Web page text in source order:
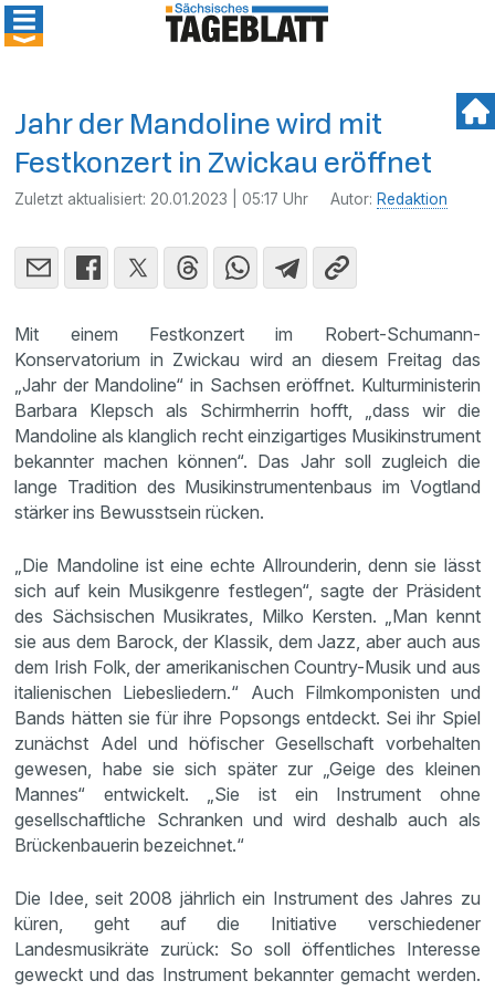
Jahr der Mandoline wird mit
Festkonzert in Zwickau eröffnet
Zuletzt aktualisiert: 20.01.2023 | 05:17 Uhr Autor: Redaktion
Mit einem Festkonzert im Robert-Schumann-
Konservatorium in Zwickau wird an diesem Freitag das
„Jahr der Mandoline“ in Sachsen eröffnet. Kulturministerin
Barbara Klepsch als Schirmherrin hofft, „dass wir die
Mandoline als klanglich recht einzigartiges Musikinstrument
bekannter machen können“. Das Jahr soll zugleich die
lange Tradition des Musikinstrumentenbaus im Vogtland
stärker ins Bewusstsein rücken.
„Die Mandoline ist eine echte Allrounderin, denn sie lässt
sich auf kein Musikgenre festlegen“, sagte der Präsident
des Sächsischen Musikrates, Milko Kersten. „Man kennt
sie aus dem Barock, der Klassik, dem Jazz, aber auch aus
dem Irish Folk, der amerikanischen Country-Musik und aus
italienischen Liebesliedern.“ Auch Filmkomponisten und
Bands hätten sie für ihre Popsongs entdeckt. Sei ihr Spiel
zunächst Adel und höfischer Gesellschaft vorbehalten
gewesen, habe sie sich später zur „Geige des kleinen
Mannes“ entwickelt. „Sie ist ein Instrument ohne
gesellschaftliche Schranken und wird deshalb auch als
Brückenbauerin bezeichnet.“
Die Idee, seit 2008 jährlich ein Instrument des Jahres zu
küren, geht auf die Initiative verschiedener
Landesmusikräte zurück: So soll öffentliches Interesse
geweckt und das Instrument bekannter gemacht werden.